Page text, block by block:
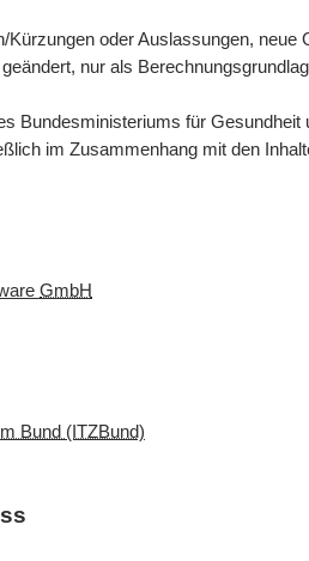
Kürzungen oder Auslassungen,
nur als
Bundesministeriums für
im Zusammenhang mit den
GmbH
Bund (ITZBund)